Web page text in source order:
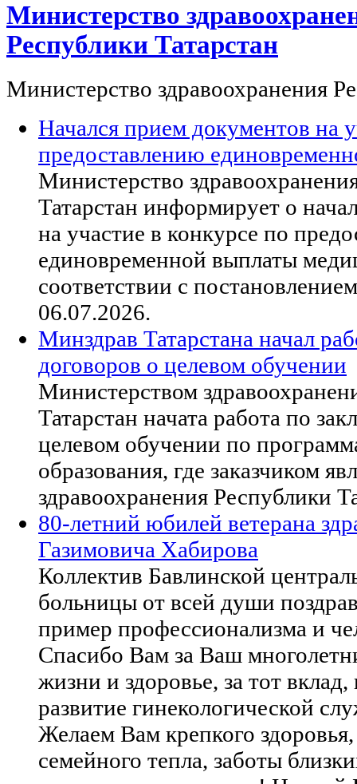
Министерство
Республики Татарстан
Министерство здравоохранения
Начался прием документов на
предоставлению
Министерство
Татарстан информирует о
на участие в конкурсе по
единовременной выплаты
соответствии с
06.07.2026.
Минздрав Татарстана начал
договоров о целевом обучении
Министерством
Татарстан начата работа по
целевом обучении по
образования, где заказчиком
здравоохранения Республики
80-летний юбилей ветерана
Газимовича Хабирова
Коллектив Бавлинской
больницы от всей души
пример профессионализма и
Спасибо Вам за Ваш
жизни и здоровье, за тот
развитие гинекологической
Желаем Вам крепкого
семейного тепла, заботы